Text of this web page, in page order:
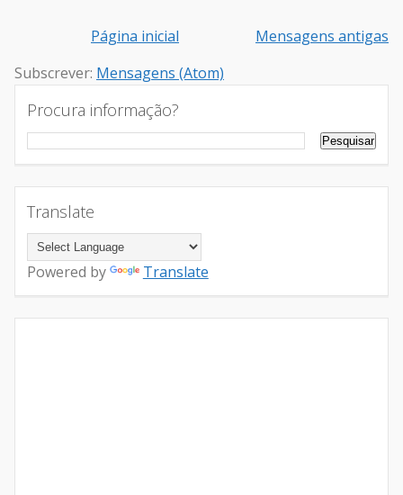
Mensagens antigas
Página inicial
Subscrever: Mensagens (Atom)
Procura informação?
Translate
Powered by Translate